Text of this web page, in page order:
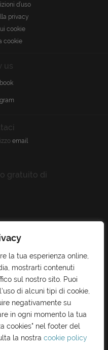
la tua esperienza online,
mostrarti contenuti
sul nostro sito. Puoi
di alcuni tipi di cookie,
negativamente su
in ogni momento la tua
cookies" nel footer del
la nostra cookie policy
d’uso
privacy
cookie
cookie
us
email
gratuito di
Archeologico e Paesaggistico della Valle dei